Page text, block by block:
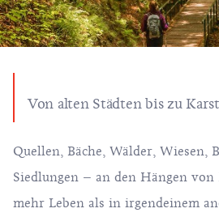
Von alten Städten bis zu
Quellen, Bäche, Wälder, Wiesen,
Siedlungen – an den Hängen von
mehr Leben als in irgendeinem